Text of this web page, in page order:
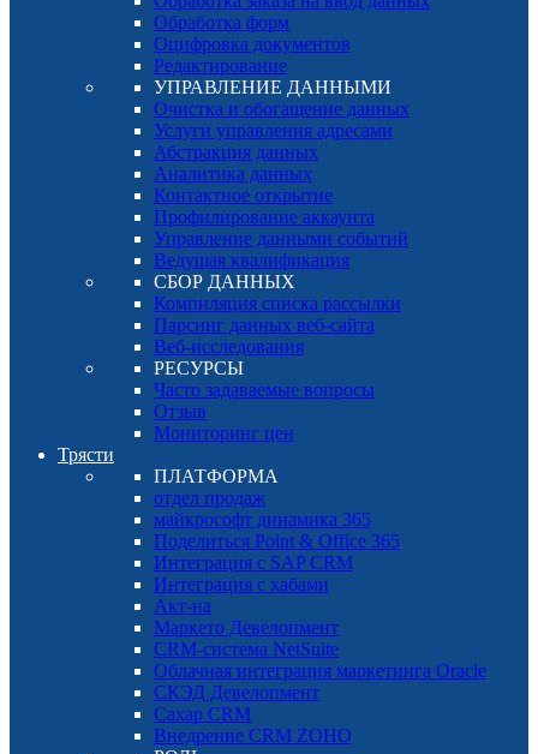
Обработка форм
Оцифровка документов
Редактирование
УПРАВЛЕНИЕ ДАННЫМИ
Очистка и обогащение данных
Услуги управления адресами
Абстракция данных
Аналитика данных
Контактное открытие
Профилирование аккаунта
Управление данными событий
Ведущая квалификация
СБОР ДАННЫХ
Компиляция списка рассылки
Парсинг данных веб-сайта
Веб-исследования
РЕСУРСЫ
Часто задаваемые вопросы
Отзыв
Мониторинг цен
Трясти
ПЛАТФОРМА
отдел продаж
майкрософт динамика 365
Поделиться Point & Office 365
Интеграция с SAP CRM
Интеграция с хабами
Акт-на
Маркето Девелопмент
CRM-система NetSuite
Облачная интеграция маркетинга Oracle
СКЭД Девелопмент
Сахар CRM
Внедрение CRM ZOHO